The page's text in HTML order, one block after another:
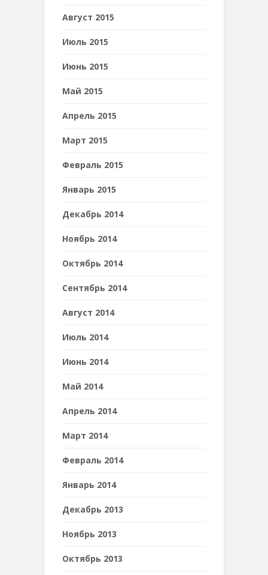
Август 2015
Июль 2015
Июнь 2015
Май 2015
Апрель 2015
Март 2015
Февраль 2015
Январь 2015
Декабрь 2014
Ноябрь 2014
Октябрь 2014
Сентябрь 2014
Август 2014
Июль 2014
Июнь 2014
Май 2014
Апрель 2014
Март 2014
Февраль 2014
Январь 2014
Декабрь 2013
Ноябрь 2013
Октябрь 2013